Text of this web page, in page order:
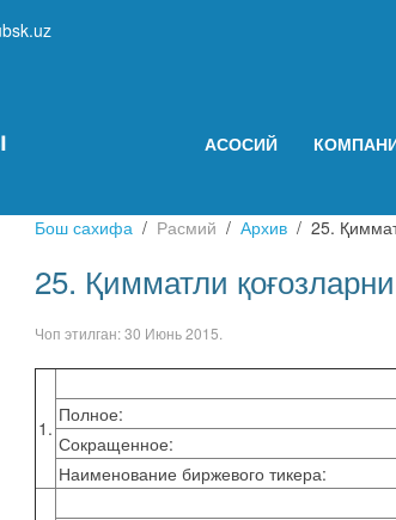
АСОСИЙ
Бош сахифа Расмий Архив 25.
25. Қимматли
Чоп этилган:30 Июнь 2015
1.
Полное:
Сокращенное:
Наименование биржевого тикера: